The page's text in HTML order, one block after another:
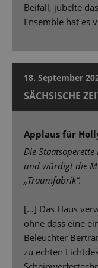
Beifall, jubelte
Ensemble hat es
18. September
SÄCHSISCHE
Applaus für
Die
und würdigt die
„Traumfabrik“.
[…] Das Haus
ohne dass eine
Beleuchter
zu echten